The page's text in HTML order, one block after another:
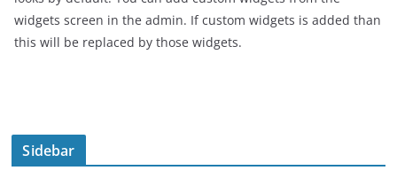
widgets screen in the admin. If custom widgets is added than
this will be replaced by those widgets.
Sidebar